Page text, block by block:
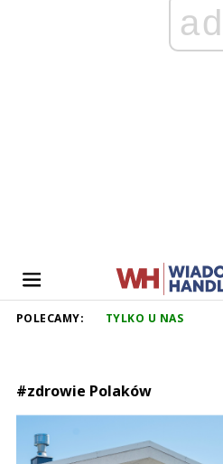
ad
POLECAMY: TYLKO U NAS
#zdrowie Polaków